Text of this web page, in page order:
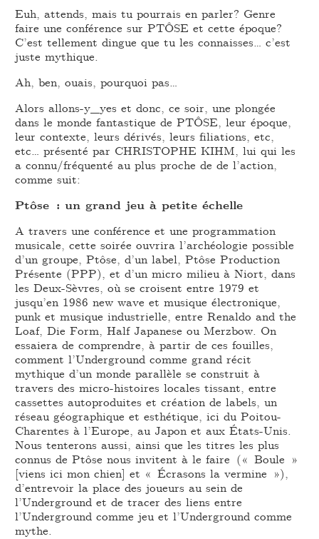
Euh, attends, mais tu pourrais en parler? Genre
faire une conférence sur PTÔSE et cette époque?
C’est tellement dingue que tu les connaisses… c’est
juste mythique.
Ah, ben, ouais, pourquoi pas…
Alors allons-y_yes et donc, ce soir, une plongée
dans le monde fantastique de PTÔSE, leur époque,
leur contexte, leurs dérivés, leurs filiations, etc,
etc… présenté par CHRISTOPHE KIHM, lui qui les
a connu/fréquenté au plus proche de de l’action,
comme suit:
Ptôse : un grand jeu à petite échelle
A travers une conférence et une programmation
musicale, cette soirée ouvrira l’archéologie possible
d’un groupe, Ptôse, d’un label, Ptôse Production
Présente (PPP), et d’un micro milieu à Niort, dans
les Deux-Sèvres, où se croisent entre 1979 et
jusqu’en 1986 new wave et musique électronique,
punk et musique industrielle, entre Renaldo and the
Loaf, Die Form, Half Japanese ou Merzbow. On
essaiera de comprendre, à partir de ces fouilles,
comment l’Underground comme grand récit
mythique d’un monde parallèle se construit à
travers des micro-histoires locales tissant, entre
cassettes autoproduites et création de labels, un
réseau géographique et esthétique, ici du Poitou-
Charentes à l’Europe, au Japon et aux États-Unis.
Nous tenterons aussi, ainsi que les titres les plus
connus de Ptôse nous invitent à le faire (« Boule »
[viens ici mon chien] et « Écrasons la vermine »),
d’entrevoir la place des joueurs au sein de
l’Underground et de tracer des liens entre
l’Underground comme jeu et l’Underground comme
mythe.